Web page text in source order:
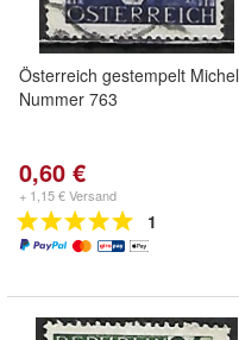
Österreich gestempelt Michel
Nummer 763
0,60 €
+ 1,15 € Versand
1